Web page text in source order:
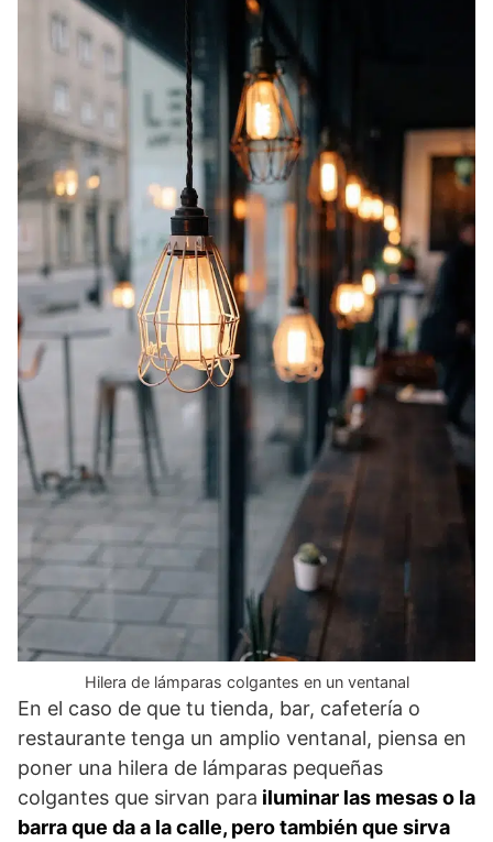
Hilera de lámparas colgantes en un ventanal
En el caso de que tu tienda, bar, cafetería o
restaurante tenga un amplio ventanal, piensa en
poner una hilera de lámparas pequeñas
colgantes que sirvan para iluminar las mesas o la
barra que da a la calle, pero también que sirva